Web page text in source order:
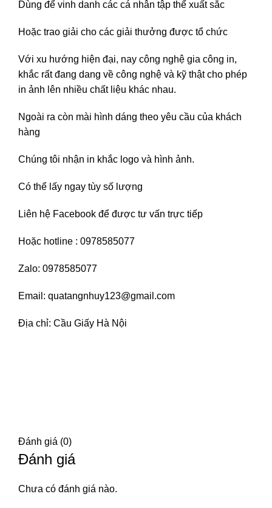
Dùng để vinh danh các cá nhân tập thể xuất sắc
Hoặc trao giải cho các giải thưởng được tổ chức
Với xu hướng hiện đại, nay công nghệ gia công in,
khắc rất đang dang về công nghệ và kỹ thật cho phép
in ảnh lên nhiều chất liệu khác nhau.
Ngoài ra còn mài hình dáng theo yêu cầu của khách
hàng
Chúng tôi nhận in khắc logo và hình ảnh.
Có thể lấy ngay tùy số lượng
Liên hệ Facebook để được tư vấn trực tiếp
Hoặc hotline : 0978585077
Zalo: 0978585077
Email: quatangnhuy123@gmail.com
Địa chỉ: Cầu Giấy Hà Nội
Đánh giá (0)
Đánh giá
Chưa có đánh giá nào.